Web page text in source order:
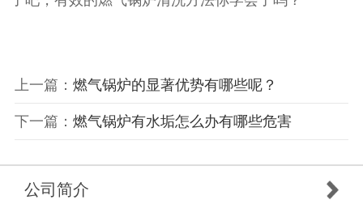
上一篇： 燃气锅炉的显著优势有哪些呢？
下一篇： 燃气锅炉有水垢怎么办有哪些危害
公司简介